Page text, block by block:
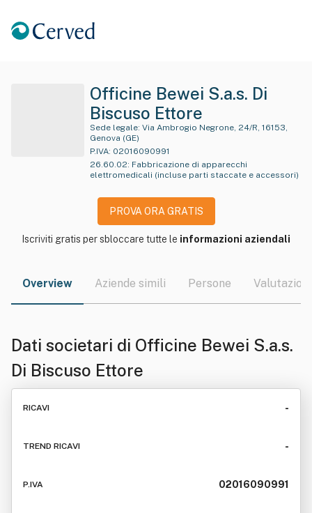
Officine Bewei S.a.s. Di
Biscuso Ettore
Sede legale:
Genova (GE)
P.IVA: 02016090991
26.60.02: Fabbricazione di apparecchi
elettromedicali (incluse parti staccate e accessori)
PROVA ORA GRATIS
Iscriviti gratis per sbloccare tutte le informazioni aziendali
Overview Aziende simili Persone Valutazioni
Dati societari di Officine Bewei S.a.s.
Di Biscuso Ettore
RICAVI -
TREND RICAVI -
P.IVA 02016090991